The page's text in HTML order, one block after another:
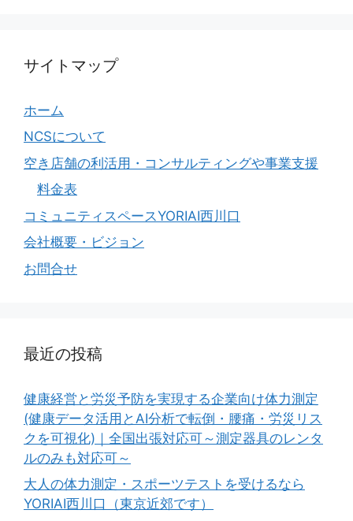
サイトマップ
ホーム
NCSについて
空き店舗の利活用・コンサルティングや事業支援
料金表
コミュニティスペースYORIAI西川口
会社概要・ビジョン
お問合せ
最近の投稿
健康経営と労災予防を実現する企業向け体力測定
(健康データ活用とAI分析で転倒・腰痛・労災リス
クを可視化)｜全国出張対応可～測定器具のレンタ
ルのみも対応可～
大人の体力測定・スポーツテストを受けるなら
YORIAI西川口（東京近郊です）